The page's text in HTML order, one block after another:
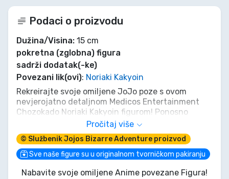
Podaci o proizvodu
Dužina/Visina: 15 cm
pokretna (zglobna) figura
sadrži dodatak(-ke)
Povezani lik(ovi): Noriaki Kakyoin
Rekreirajte svoje omiljene JoJo poze s ovom
nevjerojatno detaljnom Medicos Entertainment
Chozokado Noriaki Kakyoin figurom! Ponosno
izložite lojalnog korisnika Hierophant Greena,
spremnog da oslobodi Emerald Splash na bilo kojeg
neprijatelja. Svaka nijansa Kakyoinovog
prepoznatljivog stila je uhvaćena, od njegove
ikonične kose do njegovog odlučnog pogleda. Ne
propustite ovu priliku da dodate pravog korisnika
Pročitaj više
© Službenik Jojos Bizarre Adventure proizvod
Sve naše figure su u originalnom tvorničkom pakiranju
Nabavite svoje omiljene Anime povezane Figura!